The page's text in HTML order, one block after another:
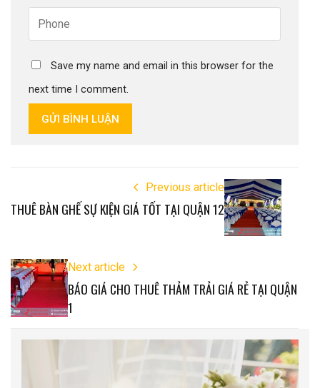
Save my name and email in this browser for the
next time I comment.
GỬI BÌNH LUẬN
Previous article
THUÊ BÀN GHẾ SỰ KIỆN GIÁ TỐT TẠI QUẬN 12
Next article
BÁO GIÁ CHO THUÊ THẢM TRẢI GIÁ RẺ TẠI QUẬN
1